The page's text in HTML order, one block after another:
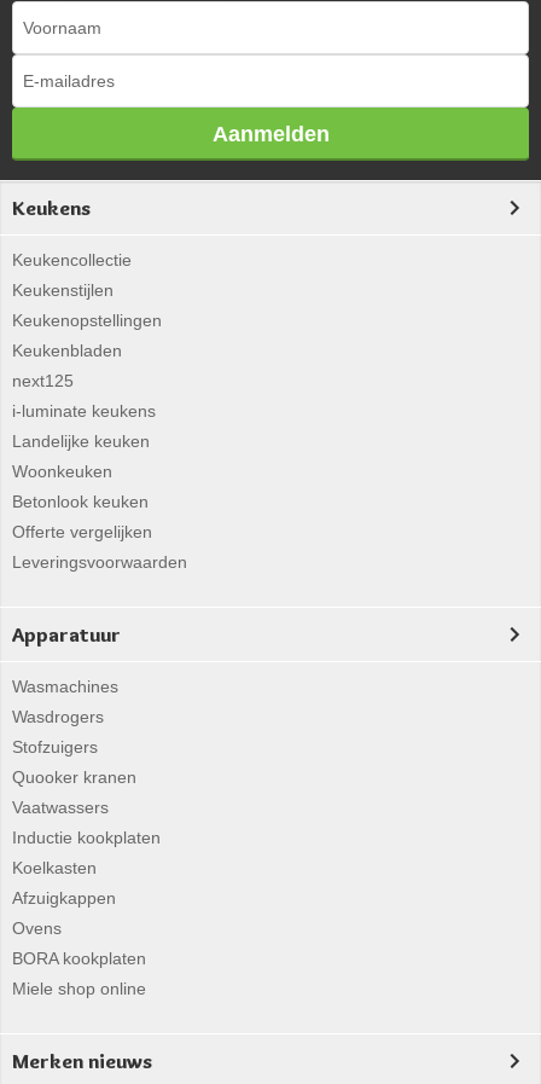
Aanmelden
Keukens
Keukencollectie
Keukenstijlen
Keukenopstellingen
Keukenbladen
next125
i-luminate keukens
Landelijke keuken
Woonkeuken
Betonlook keuken
Offerte vergelijken
Leveringsvoorwaarden
Apparatuur
Wasmachines
Wasdrogers
Stofzuigers
Quooker kranen
Vaatwassers
Inductie kookplaten
Koelkasten
Afzuigkappen
Ovens
BORA kookplaten
Miele shop online
Merken nieuws